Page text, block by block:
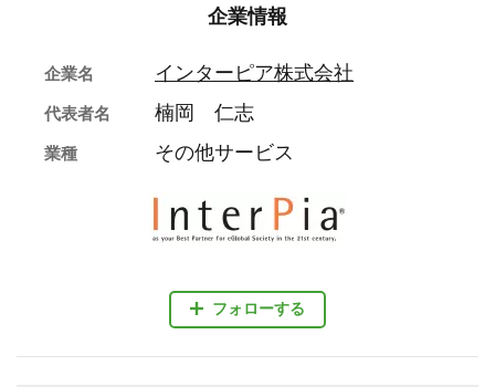
企業情報
フォローする
企業名 インターピア株式会社
代表者名 楠岡 仁志
業種 その他サービス